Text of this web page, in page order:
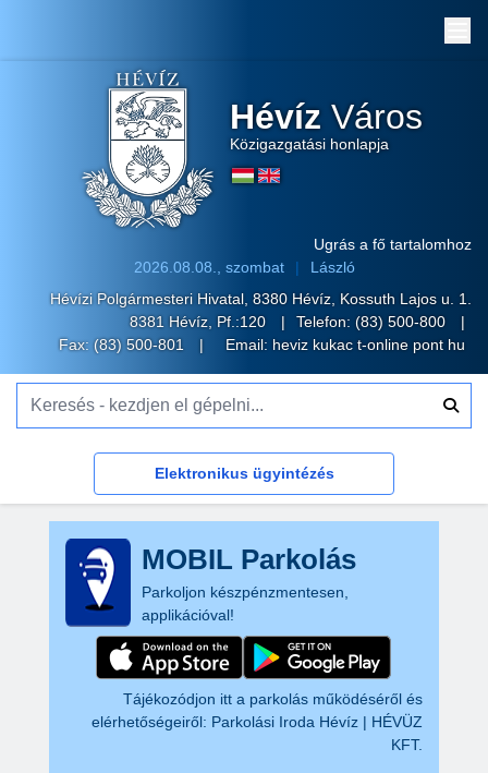
Hévíz Város
Közigazgatási honlapja
Ugrás a fő tartalomhoz
2026.08.08., szombat
László
Hévízi Polgármesteri Hivatal, 8380 Hévíz, Kossuth Lajos u. 1.
8381 Hévíz, Pf.:120
Telefon: (83) 500-800
Fax: (83) 500-801
Email: heviz kukac t-online pont hu
Elektronikus ügyintézés
MOBIL Parkolás
Parkoljon készpénzmentesen,
applikációval!
Tájékozódjon itt a parkolás működéséről és
elérhetőségeiről: Parkolási Iroda Hévíz | HÉVÜZ
KFT.